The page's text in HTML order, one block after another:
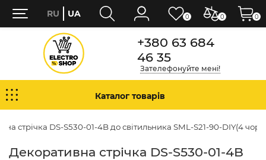
+380 63 684
46 35
Зателефонуйте мені!
Каталог товарів
стрічка DS-S530-01-4B до світильника SML-S21-90-DIY(4
Декоративна стрічка DS-S530-01-4B
0 0
RU UA 0